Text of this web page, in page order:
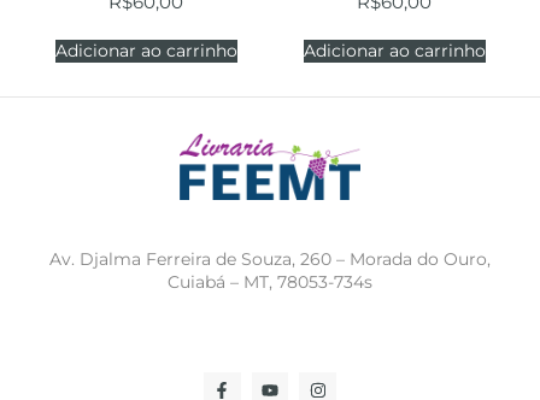
Adicionar ao carrinho Adicionar ao carrinho
Av. Djalma Ferreira de Souza, 260 – Morada do Ouro,
Cuiabá – MT, 78053-734s